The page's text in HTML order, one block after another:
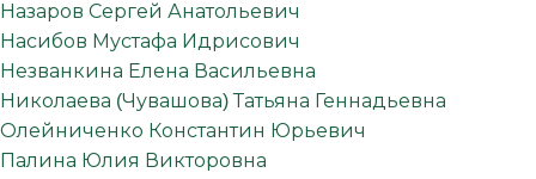
Назаров Сергей Анатольевич
Насибов Мустафа Идрисович
Незванкина Елена Васильевна
Николаева (Чувашова) Татьяна Геннадьевна
Олейниченко Константин Юрьевич
Палина Юлия Викторовна